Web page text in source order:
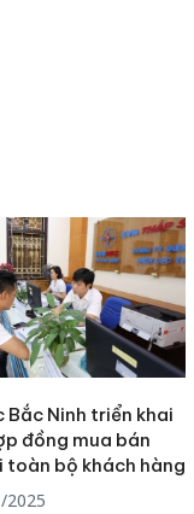
Bắc Ninh triển khai
đồng mua bán
toàn bộ khách hàng
2025